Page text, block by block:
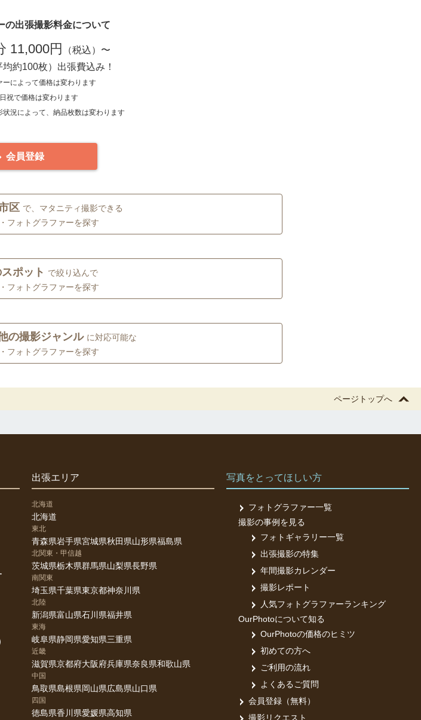
の出張撮影料金について
11,000円
（税込）〜
約100枚）出張費込み！
によって価格は変わります
祝で価格は変わります
況によって、納品枚数は変わります
会員登録
区 で、マタニティ撮影できる
フォトグラファーを探す
ポット で絞り込んで
フォトグラファーを探す
の撮影ジャンル に対応可能な
フォトグラファーを探す
ページトップへ
出張エリア
北海道
北海道
東北
青森県岩手県宮城県秋田県山形県福島県
北関東・甲信越
茨城県栃木県群馬県山梨県長野県
南関東
埼玉県千葉県東京都神奈川県
北陸
新潟県富山県石川県福井県
東海
岐阜県静岡県愛知県三重県
近畿
滋賀県京都府大阪府兵庫県奈良県和歌山県
中国
鳥取県島根県岡山県広島県山口県
四国
徳島県香川県愛媛県高知県
写真をとってほしい方
フォトグラファー一覧
撮影の事例を見る
フォトギャラリー一覧
出張撮影の特集
年間撮影カレンダー
撮影レポート
人気フォトグラファーランキング
OurPhotoについて知る
OurPhotoの価格のヒミツ
初めての方へ
ご利用の流れ
よくあるご質問
会員登録（無料）
撮影リクエスト